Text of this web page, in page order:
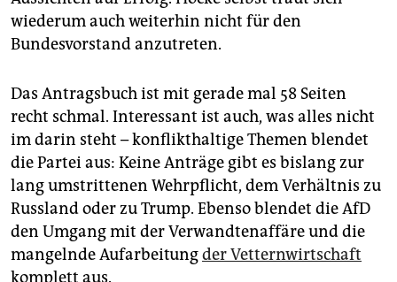
wiederum auch weiterhin nicht für den
Bundesvorstand anzutreten.
Das Antragsbuch ist mit gerade mal 58 Seiten
recht schmal. Interessant ist auch, was alles nicht
im darin steht – konflikthaltige Themen blendet
die Partei aus: Keine Anträge gibt es bislang zur
lang umstrittenen Wehrpflicht, dem Verhältnis zu
Russland oder zu Trump. Ebenso blendet die AfD
den Umgang mit der Verwandtenaffäre und die
mangelnde Aufarbeitungder Vetternwirtschaft
komplett aus.